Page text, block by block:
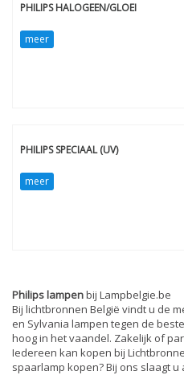
PHILIPS HALOGEEN/GLOEI
meer
PHILIPS SPECIAAL (UV)
meer
Philips lampenbij Lampbelgie.be
Bij lichtbronnen België vindt u de
en Sylvania lampen tegen de
hoog in het vaandel. Zakelijk of
Iedereen kan kopen bij
spaarlamp kopen? Bij ons slaagt u